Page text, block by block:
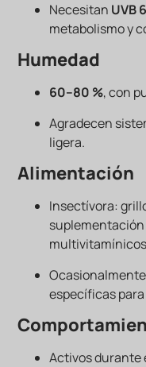
Necesitan UVB
metabolismo y
Humedad
60–80 %, con
Agradecen
ligera.
Alimentación
Insectívora:
específicas
Activos durante